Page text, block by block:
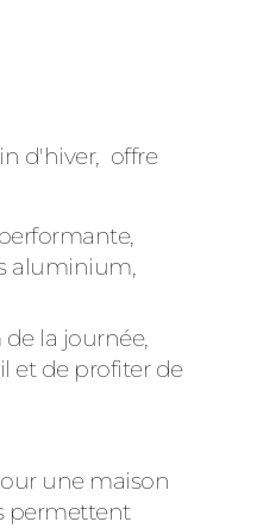
d'hiver, offre
aluminium,
la journée,
et de profiter de
une maison
permettent